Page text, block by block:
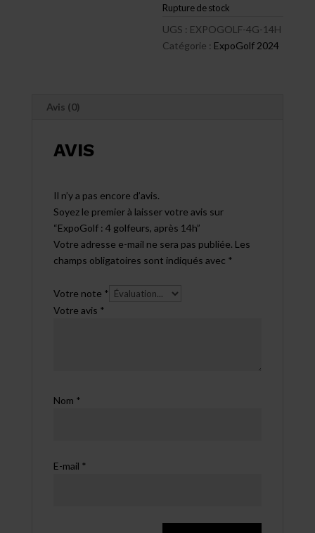
Rupture de stock
UGS : EXPOGOLF-4G-14H
Catégorie : ExpoGolf 2024
Avis (0)
AVIS
Il n’y a pas encore d’avis.
Soyez le premier à laisser votre avis sur
“ExpoGolf : 4 golfeurs, après 14h”
Votre adresse e-mail ne sera pas publiée. Les
champs obligatoires sont indiqués avec *
Votre note *
Votre avis *
Nom *
E-mail *